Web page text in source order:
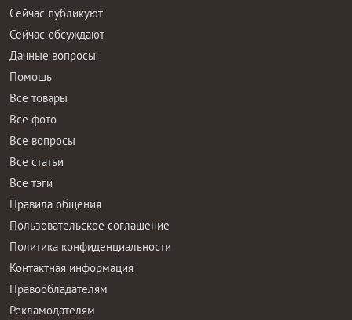
Сейчас публикуют
Сейчас обсуждают
Дачные вопросы
Помощь
Все товары
Все фото
Все вопросы
Все статьи
Все тэги
Правила общения
Пользовательское соглашение
Политика конфиденциальности
Контактная информация
Правообладателям
Рекламодателям